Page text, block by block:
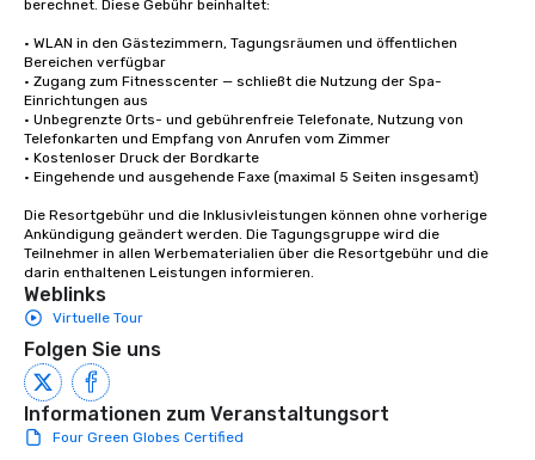
Lip Smacking Foodie
experiences can
as 500 guests,
Stress-Free Booking
a tour is stress-free
Since the menu is
berechnet. Diese Gebühr beinhaltet:
• WLAN in den Gästezimmern, Tagungsräumen und öffentlichen
Bereichen verfügbar
• Zugang zum Fitnesscenter — schließt die Nutzung der Spa-
Einrichtungen aus
• Unbegrenzte Orts- und gebührenfreie Telefonate, Nutzung von
Telefonkarten und Empfang von Anrufen vom Zimmer
• Kostenloser Druck der Bordkarte
• Eingehende und ausgehende Faxe (maximal 5 Seiten insgesamt)
Die Resortgebühr und die Inklusivleistungen können ohne vorherige
Ankündigung geändert werden. Die Tagungsgruppe wird die
Teilnehmer in allen Werbematerialien über die Resortgebühr und die
darin enthaltenen Leistungen informieren.
Weblinks
Virtuelle Tour
Folgen Sie uns
Informationen zum Veranstaltungsort
Four Green Globes Certified